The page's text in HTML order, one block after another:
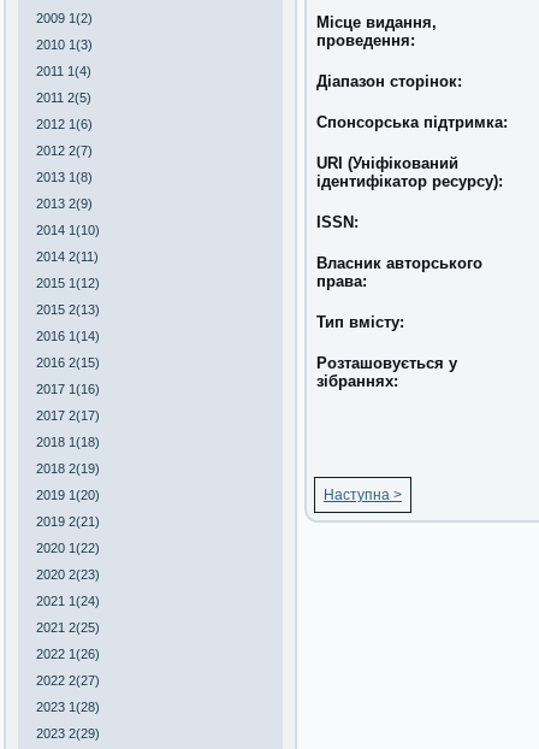
2009 1(2)
2010 1(3)
2011 1(4)
2011 2(5)
2012 1(6)
2012 2(7)
2013 1(8)
2013 2(9)
2014 1(10)
2014 2(11)
2015 1(12)
2015 2(13)
2016 1(14)
2016 2(15)
2017 1(16)
2017 2(17)
2018 1(18)
2018 2(19)
2019 1(20)
2019 2(21)
2020 1(22)
2020 2(23)
2021 1(24)
2021 2(25)
2022 1(26)
2022 2(27)
2023 1(28)
2023 2(29)
Місце видання,
проведення:
Діапазон сторінок:
Спонсорська підтримка:
URI (Уніфікований
ідентифікатор ресурсу):
ISSN:
Власник авторського
права:
Тип вмісту:
Розташовується у
зібраннях:
Наступна >